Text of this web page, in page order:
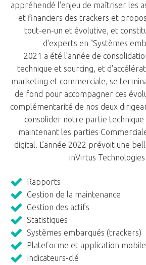
appréhendé l'enjeu de maîtriser les
et financiers des trackers et
tout-en-un et évolutive, et
d'experts en "Systèmes
2021 a été l'année de
technique et sourcing, et
marketing et commerciale, se
de fond pour accompagner ces
complémentarité de nos deux
consolider notre partie technique
maintenant les parties
digital. L’année 2022 prévoit une
inVirtus Technologies
Rapports
Gestion de la maintenance
Gestion des actifs
Statistiques
Systèmes embarqués (trackers)
Plateforme et application mobile
Indicateurs-clé